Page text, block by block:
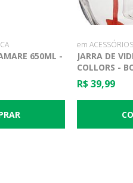
650ML -
em
JARRA DE
COLLORS -
R$ 39,99